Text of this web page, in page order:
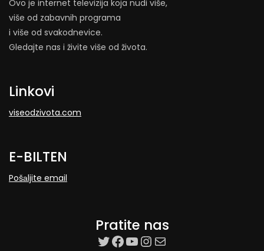
Ovo je internet televizija koja nudi više,
više od zabavnih programa
i više od svakodnevice.
Gledajte nas i živite više od života.
Linkovi
viseodzivota.com
E-BILTEN
Pošаljite email
Pratite nas
target=”_blank”
Facebook
YouTube
Instagram
Mail